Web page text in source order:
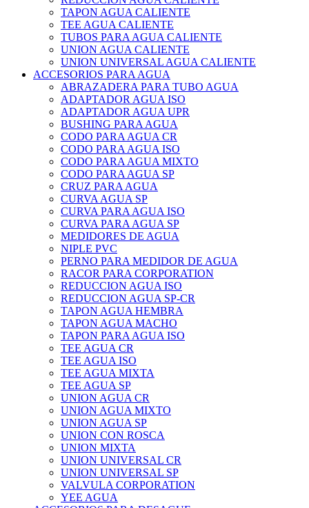
TAPON AGUA CALIENTE
TEE AGUA CALIENTE
TUBOS PARA AGUA CALIENTE
UNION AGUA CALIENTE
UNION UNIVERSAL AGUA CALIENTE
ACCESORIOS PARA AGUA
ABRAZADERA PARA TUBO AGUA
ADAPTADOR AGUA ISO
ADAPTADOR AGUA UPR
BUSHING PARA AGUA
CODO PARA AGUA CR
CODO PARA AGUA ISO
CODO PARA AGUA MIXTO
CODO PARA AGUA SP
CRUZ PARA AGUA
CURVA AGUA SP
CURVA PARA AGUA ISO
CURVA PARA AGUA SP
MEDIDORES DE AGUA
NIPLE PVC
PERNO PARA MEDIDOR DE AGUA
RACOR PARA CORPORATION
REDUCCION AGUA ISO
REDUCCION AGUA SP-CR
TAPON AGUA HEMBRA
TAPON AGUA MACHO
TAPON PARA AGUA ISO
TEE AGUA CR
TEE AGUA ISO
TEE AGUA MIXTA
TEE AGUA SP
UNION AGUA CR
UNION AGUA MIXTO
UNION AGUA SP
UNION CON ROSCA
UNION MIXTA
UNION UNIVERSAL CR
UNION UNIVERSAL SP
VALVULA CORPORATION
YEE AGUA